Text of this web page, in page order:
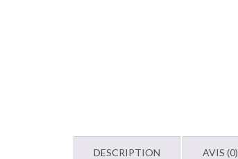
DESCRIPTION AVIS (0)